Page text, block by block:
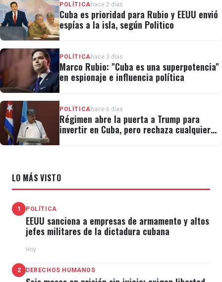
POLÍTICA hace 2 días
Cuba es prioridad para Rubio y EEUU envió
espías a la isla, según Politico
POLÍTICA hace 3 días
Marco Rubio: "Cuba es una superpotencia"
en espionaje e influencia política
POLÍTICA hace 6 días
Régimen abre la puerta a Trump para
invertir en Cuba, pero rechaza cualquier
LO MÁS VISTO
1 POLÍTICA
EEUU sanciona a empresas de armamento y altos
jefes militares de la dictadura cubana
Hoy
2 DERECHOS HUMANOS